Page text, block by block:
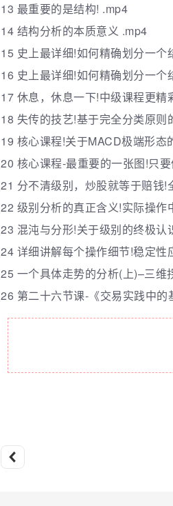
13 最重要的是结构! .mp4
14 结构分析的本质意义 .mp4
15 史上最详细!如何精确划分一个
16 史上最详细!如何精确划分一个
17 休息，休息一下!中级课程更精
18 失传的技艺!基于完全分类原则
19 核心课程!关于MACD极端形态
20 核心课程-最重要的一张图!只
21 分不清级别，炒股就等于赔钱
22 级别分析的真正含义!实际操作
23 混沌与分形!关于级别的终极认
24 详细讲解每个操作细节!稳定性
25 一个具体走势的分析(上)–三维
26 第二十六节课-《交易实践中的